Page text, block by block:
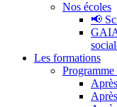
Nos écoles
📢
Les formations